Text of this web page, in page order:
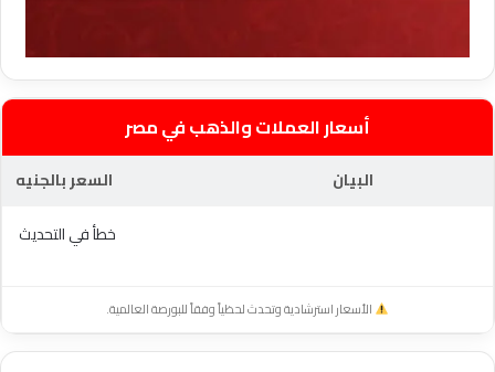
أسعار العملات والذهب في مصر
البيان
السعر بالجنيه
خطأ في التحديث
الأسعار استرشادية وتحدث لحظياً وفقاً للبورصة العالمية.